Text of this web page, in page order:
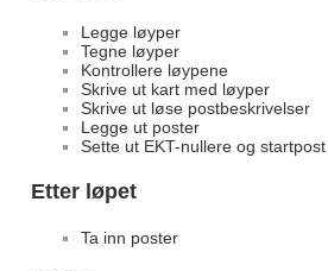
Legge løyper
Tegne løyper
Kontrollere løypene
Skrive ut kart med løyper
Skrive ut løse postbeskrivelser
Legge ut poster
Sette ut EKT-nullere og startpost
Etter løpet
Ta inn poster